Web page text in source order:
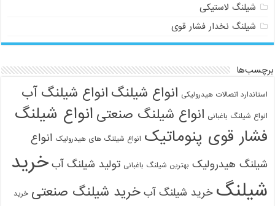
شیلنگ لاستیکی
شیلنگ نخدار فشار قوی
برچسب‌ها
استاندارد اتصالات هیدرولیکی انواع شیلنگ انواع شیلنگ آب
انواع شیلنگ باغبانی انواع شیلنگ صنعتی انواع شیلنگ
فشار قوی پنوماتیک انواع شیلنگ های هیدرولیک انواع
شیلنگ هیدرولیک بهترین شیلنگ باغبانی تولید شیلنگ آب خرید
شیلنگ خرید شیلنگ آب خرید شیلنگ صنعتی خرید